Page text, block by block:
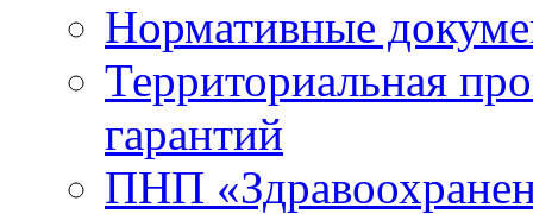
Нормативные
Территориальная
гарантий
ПНП